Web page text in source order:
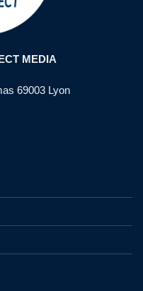
MEDIA
69003 Lyon